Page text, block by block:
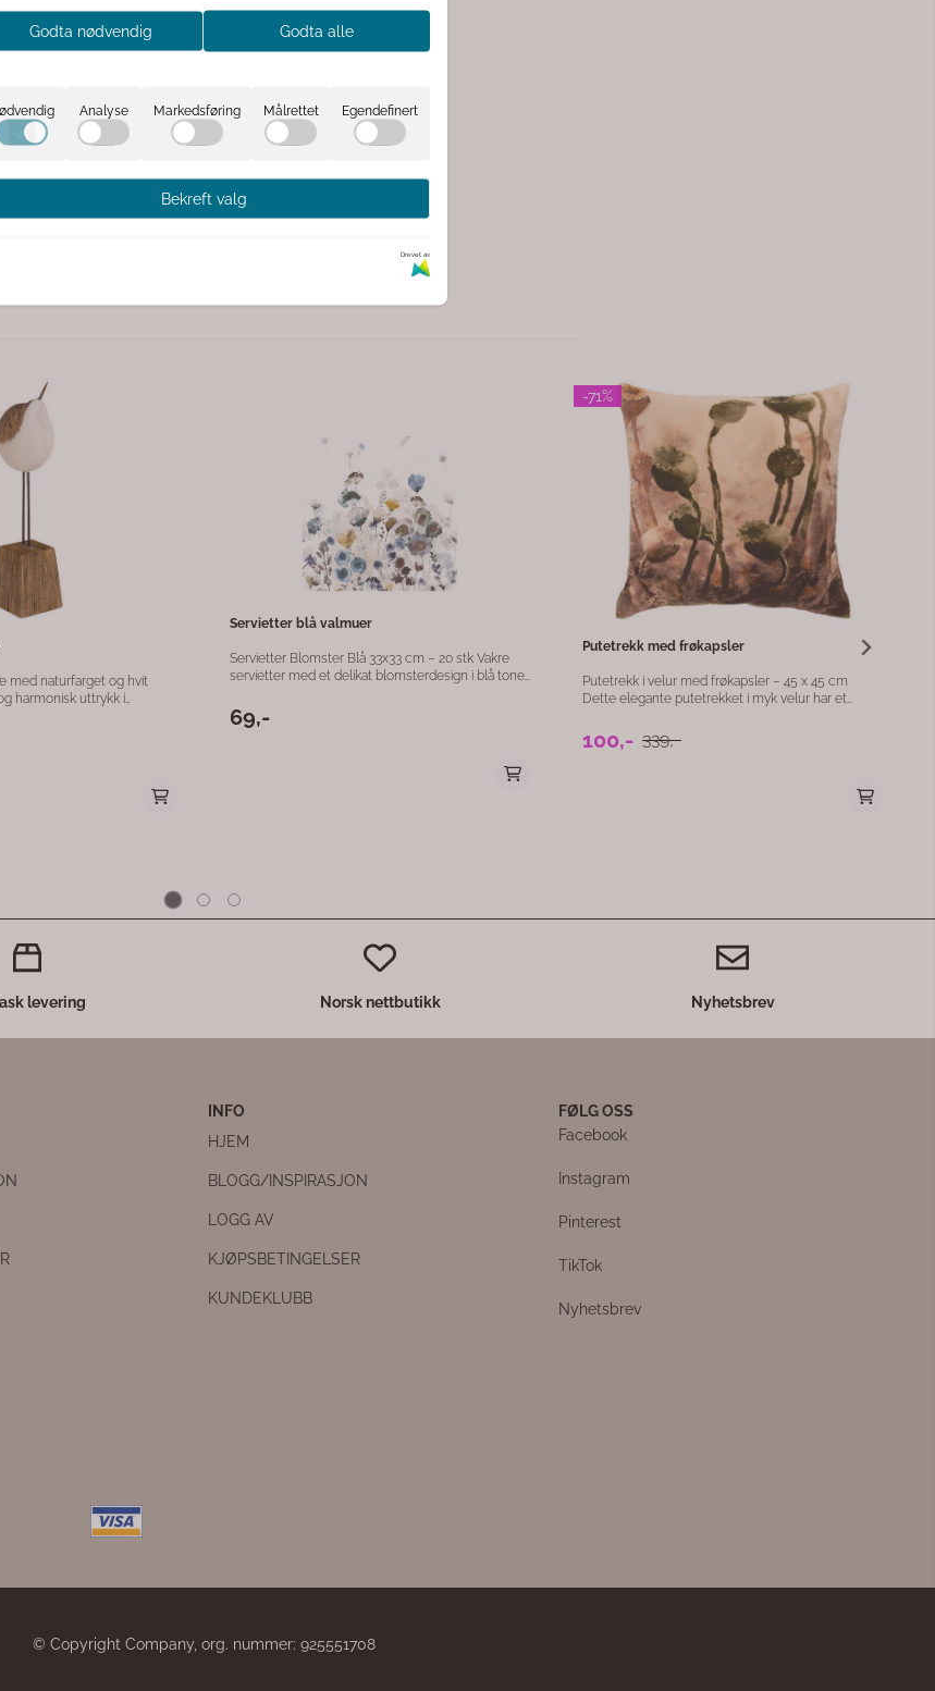
hjemmet.
tre
tre med et naturlig og
har sitt eget unike preg
farge og struktur. Med sin
tre
Rustikk og dekorativ trekasse laget av
gjenbruksmaterialer, beiset i en varm brunfarge
som fremhever treets naturlige struktur. De solide
hankene i hampetau gir kassen et autentisk og
naturlig uttrykk. Kassen er plastforet innvendig, noe
som gjør den praktisk til både oppbevaring og
dekorative formål. Den større lengden gir ekstra
plass, perfekt til blomsteroppsatser, gavekurver
eller organisering i hjemmet. Hver trekasse er unik
med naturlige variasjoner i treverket, noe som gir
Produktinformasjon Materiale: Gjenbrukstre Finish:
Hampetau Innside: Plastforet Farge: Brun
(variasjoner forekommer) Bruksområde:
-50%
Teddybamse lys blå
Nydelig teddybamse i lyseblå farge. Koselig gave til
den lille! H: 20 cm
169,-
levering Norsk nettbutikk Nyhetsbrev
INFO
HJEM
BLOGG/INSPIRASJON
LOGG AV
KJØPSBETINGELSER
KUNDEKLUBB
FØLG OSS
Facebook
Instagram
Pinterest
TikTok
Nyhetsbrev
© Copyright Company, org. nummer: 925551708
Godta nødvendig Godta alle
Analyse Markedsføring Målrettet Egendefinert
Bekreft valg
Drevet av